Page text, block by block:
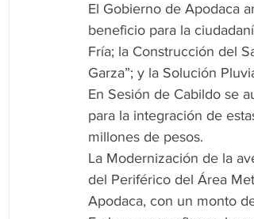
El Gobierno de Apodaca
beneficio para la
Fría; la Construcción del
Garza”; y la Solución
En Sesión de Cabildo se
para la integración de
millones de pesos.
La Modernización de la
del Periférico del Área
Apodaca, con un monto